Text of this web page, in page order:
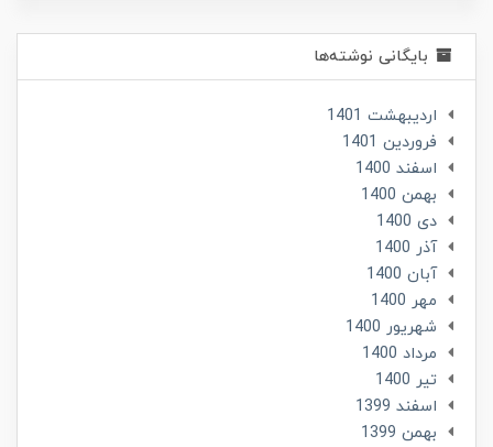
بایگانی نوشته‌ها
ارديبهشت 1401
فروردین 1401
اسفند 1400
بهمن 1400
دی 1400
آذر 1400
آبان 1400
مهر 1400
شهریور 1400
مرداد 1400
تير 1400
اسفند 1399
بهمن 1399